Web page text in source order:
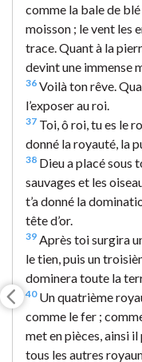
comme la bale de blé
moisson ; le vent les
trace. Quant à la
devint une immense
36 Voilà ton rêve.
l’exposer au roi.
37 Toi, ô roi, tu es le
donné la royauté, la
38 Dieu a placé sous
sauvages et les
t’a donné la
tête d’or.
39 Après toi surgira
le tien, puis un
dominera toute la
40Un quatrième
comme le fer ;
met en pièces, ainsi
tous les autres